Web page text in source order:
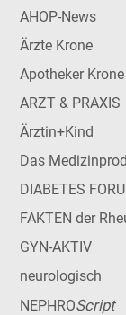
AHOP-News
Ärzte Krone
Apotheker Krone
ARZT & PRAXIS
Ärztin+Kind
Das
DIABETES
FAKTEN der
GYN-AKTIV
neurologisch
NEPHROScript